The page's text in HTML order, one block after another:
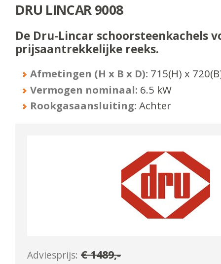
DRU LINCAR 9008
De Dru-Lincar schoorsteenkachels
prijsaantrekkelijke reeks.
Afmetingen (H x B x D): 715(H) x 720
Vermogen nominaal: 6.5 kW
Rookgasaansluiting: Achter
Adviesprijs: €1489,-